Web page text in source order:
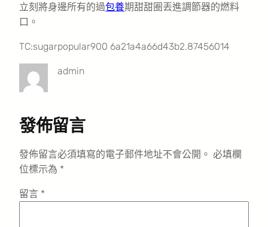
立刻將身邊所有的過包養期甜甜圈丟進調節器的燃料
口。
TC:sugarpopular900 6a21a4a66d43b2.87456014
admin
發佈留言
發佈留言必須填寫的電子郵件地址不會公開。 必填欄
位標示為 *
留言 *